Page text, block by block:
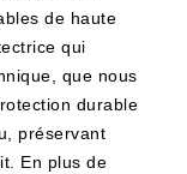
de haute
qui
que nous
durable
préservant
En plus de